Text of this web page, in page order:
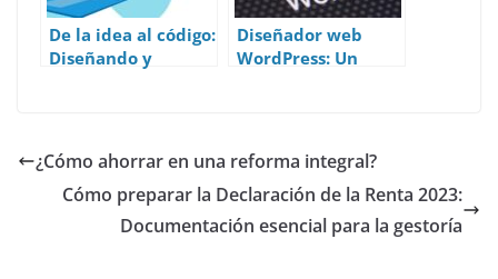
De la idea al código:
Diseñando y
Diseñador web
WordPress: Un
¿Cómo ahorrar en una reforma integral?
Cómo preparar la Declaración de la Renta 2023:
Documentación esencial para la gestoría